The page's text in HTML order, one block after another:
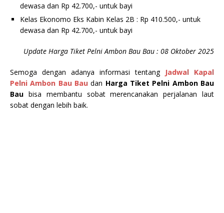
dewasa dan Rp 42.700,- untuk bayi
Kelas Ekonomo Eks Kabin Kelas 2B : Rp 410.500,- untuk
dewasa dan Rp 42.700,- untuk bayi
Update Harga Tiket Pelni Ambon Bau Bau : 08 Oktober 2025
Semoga dengan adanya informasi tentang Jadwal Kapal
Pelni Ambon Bau Bau dan Harga Tiket Pelni Ambon Bau
Bau bisa membantu sobat merencanakan perjalanan laut
sobat dengan lebih baik.